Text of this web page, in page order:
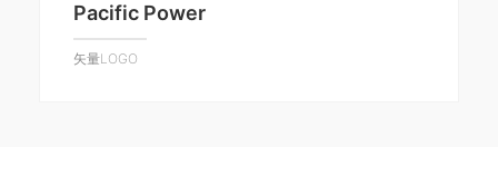
Pacific Power
矢量LOGO